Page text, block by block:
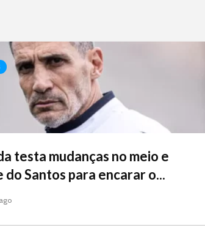
testa mudanças no meio e
do Santos para encarar o...